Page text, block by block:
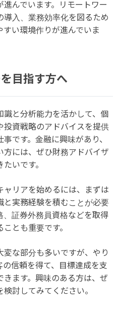
んでいます。リモートワー
導入、業務効率化を図るため
い環境作りが進んでいま
目指す方へ
と分析能力を活かして、個
投資戦略のアドバイスを提供
です。金融に興味があり、
方には、ぜひ財務アドバイザ
いです。
ャリアを始めるには、まずは
と実務経験を積むことが必要
証券外務員資格などを取得
とも重要です。
な部分も多いですが、やり
信頼を得て、目標達成を支
ます。興味のある方は、ぜ
討してみてください。